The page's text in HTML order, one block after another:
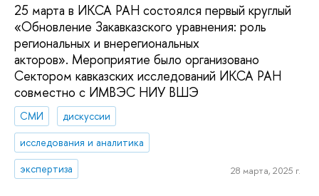
25 марта в ИКСА РАН состоялся первый круглый
«Обновление Закавказского уравнения: роль
региональных и внерегиональных
акторов». Мероприятие было организовано
Сектором кавказских исследований ИКСА РАН
совместно с ИМВЭС НИУ ВШЭ
СМИ
дискуссии
исследования и аналитика
экспертиза
28 марта, 2025 г.